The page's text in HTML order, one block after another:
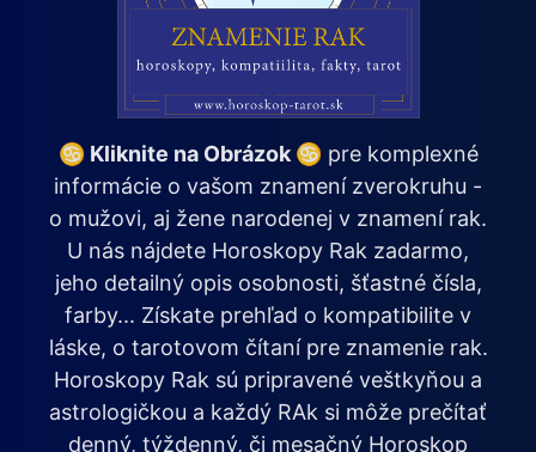
♋ Kliknite na Obrázok ♋ pre komplexné
informácie o vašom znamení zverokruhu -
o mužovi, aj žene narodenej v znamení rak.
U nás nájdete Horoskopy Rak zadarmo,
jeho detailný opis osobnosti, šťastné čísla,
farby... Získate prehľad o kompatibilite v
láske, o tarotovom čítaní pre znamenie rak.
Horoskopy Rak sú pripravené veštkyňou a
astrologičkou a každý RAk si môže prečítať
denný, týždenný, či mesačný Horoskop